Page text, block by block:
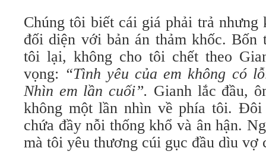
Chúng tôi biết cái giá phải trả nhưng
đối diện với bản án thảm khốc.
tôi lại, không cho tôi chết theo
vọng: “Tình yêu của em không có
Nhìn em lần cuối”. Gianh lắc đầu,
không một lần nhìn về phía tôi. Đôi
chứa đầy nỗi thống khổ và ân hận.
mà tôi yêu thương cúi gục đầu dìu vợ